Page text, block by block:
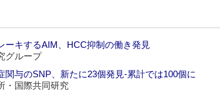
ーキするAIM、HCC抑制の働き発見
グループ
関与のSNP、新たに23個発見‐累計では100個に
・国際共同研究